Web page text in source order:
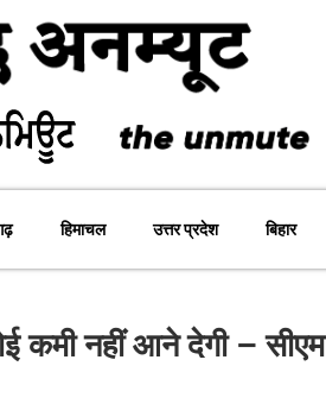
हिमाचल उत्तर प्रदेश बिहार
कमी नहीं आने देगी – सीएम